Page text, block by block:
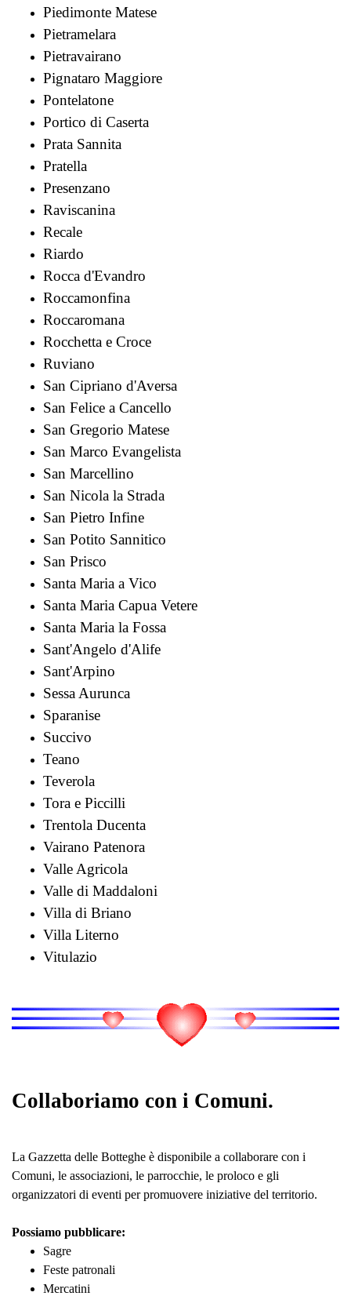
Piedimonte Matese
Pietramelara
Pietravairano
Pignataro Maggiore
Pontelatone
Portico di Caserta
Prata Sannita
Pratella
Presenzano
Raviscanina
Recale
Riardo
Rocca d'Evandro
Roccamonfina
Roccaromana
Rocchetta e Croce
Ruviano
San Cipriano d'Aversa
San Felice a Cancello
San Gregorio Matese
San Marco Evangelista
San Marcellino
San Nicola la Strada
San Pietro Infine
San Potito Sannitico
San Prisco
Santa Maria a Vico
Santa Maria Capua Vetere
Santa Maria la Fossa
Sant'Angelo d'Alife
Sant'Arpino
Sessa Aurunca
Sparanise
Succivo
Teano
Teverola
Tora e Piccilli
Trentola Ducenta
Vairano Patenora
Valle Agricola
Valle di Maddaloni
Villa di Briano
Villa Literno
Vitulazio
Collaboriamo con i Comuni.
La Gazzetta delle Botteghe è disponibile a collaborare con i
Comuni, le associazioni, le parrocchie, le proloco e gli
organizzatori di eventi per promuovere iniziative del territorio.
Possiamo pubblicare:
Sagre
Feste patronali
Mercatini